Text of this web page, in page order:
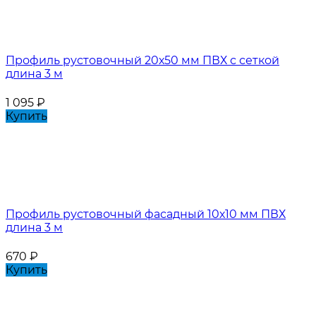
Профиль рустовочный 20х50 мм ПВХ с сеткой
длина 3 м
1 095 ₽
Купить
Профиль рустовочный фасадный 10х10 мм ПВХ
длина 3 м
670 ₽
Купить